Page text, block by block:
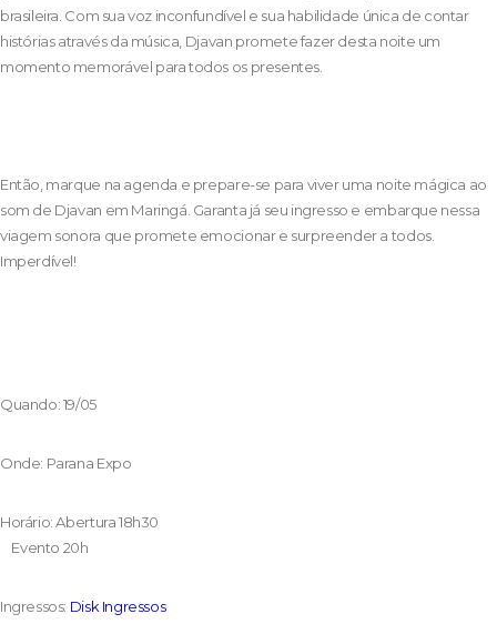
brasileira. Com sua voz inconfundível e sua habilidade única de contar
histórias através da música, Djavan promete fazer desta noite um
momento memorável para todos os presentes.
Então, marque na agenda e prepare-se para viver uma noite mágica ao
som de Djavan em Maringá. Garanta já seu ingresso e embarque nessa
viagem sonora que promete emocionar e surpreender a todos.
Imperdível!
Quando: 19/05
Onde: Parana Expo
Horário: Abertura 18h30
Evento 20h
Ingressos: Disk Ingressos